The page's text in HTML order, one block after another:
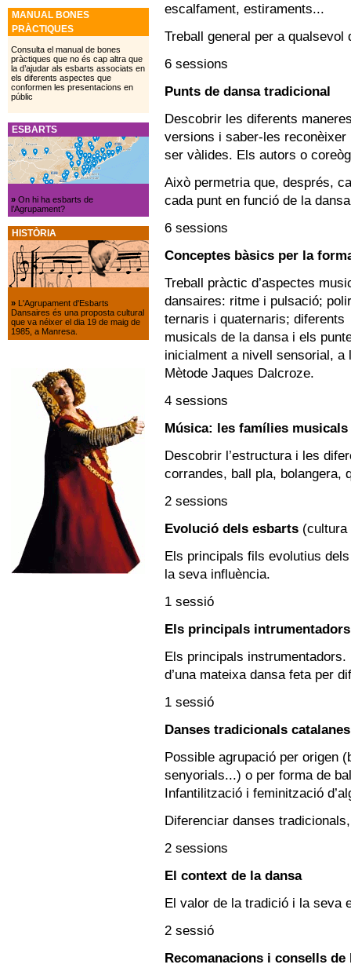
escalfament, estiraments...
Treball general per a qualsevol
6 sessions
Punts de dansa tradicional
Descobrir les diferents
versions i saber-les
ser vàlides. Els autors o
Això permetria que, després,
cada punt en funció de la
6 sessions
Conceptes bàsics per la
Treball pràctic d’aspectes
dansaires: ritme i pulsació;
ternaris i quaternaris;
musicals de la dansa i els
inicialment a nivell sensorial, a
Mètode Jaques Dalcroze.
4 sessions
Música: les famílies
Descobrir l’estructura i les
corrandes, ball pla, bolangera,
2 sessions
Evolució dels esbarts (cultura
Els principals fils evolutius
la seva influència.
1 sessió
Els principals
Els principals
d’una mateixa dansa feta per
1 sessió
Danses tradicionals catalanes
Possible agrupació per origen
senyorials...) o per forma de
Infantilització i feminització
Diferenciar danses
2 sessions
El context de la dansa
El valor de la tradició i la seva
2 sessió
Recomanacions i consells
MANUAL BONES
PRÀCTIQUES
Consulta el manual de bones
pràctiques que no és cap altra que
la d’ajudar als esbarts associats en
els diferents aspectes que
conformen les presentacions en
públic
ESBARTS
»On hi ha esbarts de
l’Agrupament?
HISTÒRIA
» L'Agrupament d'Esbarts
Dansaires és una proposta cultural
que va néixer el dia 19 de maig de
1985, a Manresa.